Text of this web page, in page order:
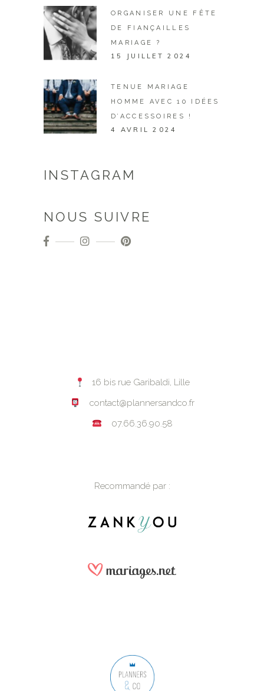
ORGANISER UNE FÊTE
DE FIANÇAILLES
MARIAGE ?
15 JUILLET 2024
TENUE MARIAGE
HOMME AVEC 10 IDÉES
D’ACCESSOIRES !
4 AVRIL 2024
INSTAGRAM
NOUS SUIVRE
16 bis rue Garibaldi, Lille
contact@plannersandco.fr
07.66.36.90.58
Recommandé par :